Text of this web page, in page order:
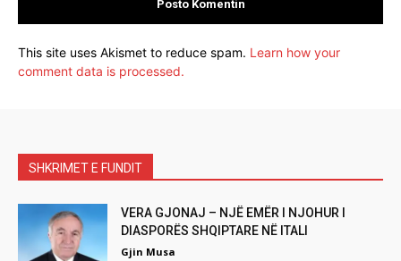
This site uses Akismet to reduce spam. Learn how your
comment data is processed.
SHKRIMET E FUNDIT
VERA GJONAJ – NJË EMËR I NJOHUR I
DIASPORËS SHQIPTARE NË ITALI
Gjin Musa